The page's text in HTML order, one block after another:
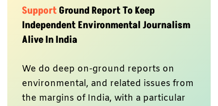
SupportGround Report To Keep
Independent Environmental Journalism
Alive In India
We do deep on-ground reports on
environmental, and related issues from
the margins of India, with a particular